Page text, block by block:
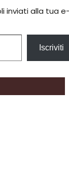
inviati alla tua
Iscriviti